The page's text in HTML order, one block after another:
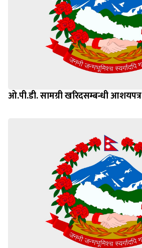
ओ.पी.डी. सामग्री खरिदसम्बन्धी आशयपत्र